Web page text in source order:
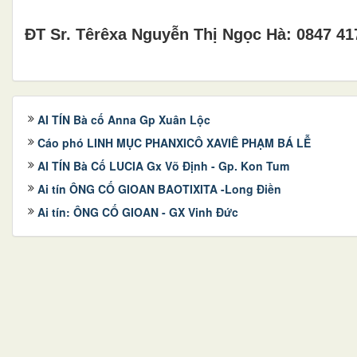
ĐT Sr. Têrêxa Nguyễn Thị Ngọc Hà: 0847
AI TÍN Bà cố Anna Gp Xuân Lộc
Cáo phó LINH MỤC PHANXICÔ XAVIÊ PHẠM BÁ LỄ
AI TÍN Bà Cố LUCIA Gx Võ Định - Gp. Kon Tum
Ai tín ÔNG CỐ GIOAN BAOTIXITA -Long Điền
Ai tín: ÔNG CỐ GIOAN - GX Vinh Đức